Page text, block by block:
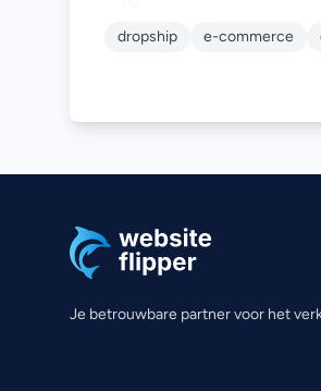
dropship e-commerce
Je betrouwbare partner voor het